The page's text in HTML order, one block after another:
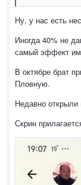
Ну, у нас есть
Иногда 40% не
самый эффект
В октябре брат
Пловную.
Недавно открыли
Скрин